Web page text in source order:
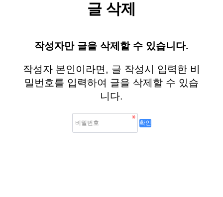
글 삭제
작성자만 글을 삭제할 수 있습니다.
작성자 본인이라면, 글 작성시 입력한 비
밀번호를 입력하여 글을 삭제할 수 있습
니다.